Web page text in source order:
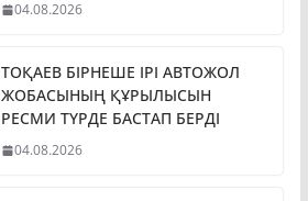
04.08.2026
ТОҚАЕВ БІРНЕШЕ ІРІ АВТОЖОЛ
ЖОБАСЫНЫҢ ҚҰРЫЛЫСЫН
РЕСМИ ТҮРДЕ БАСТАП БЕРДІ
04.08.2026